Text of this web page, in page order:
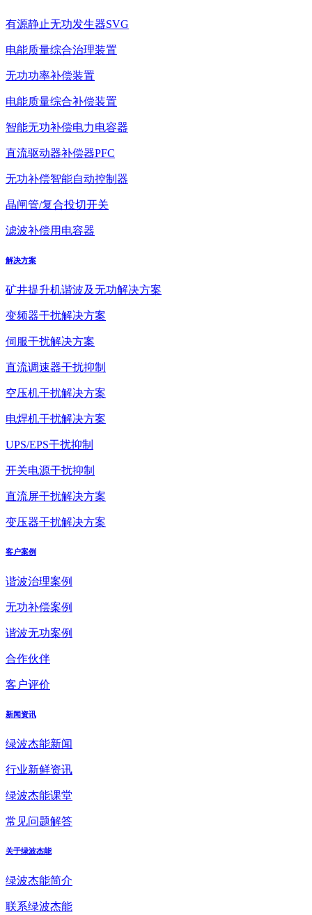
有源静止无功发生器SVG
电能质量综合治理装置
无功功率补偿装置
电能质量综合补偿装置
智能无功补偿电力电容器
直流驱动器补偿器PFC
无功补偿智能自动控制器
晶闸管/复合投切开关
滤波补偿用电容器
解决方案
矿井提升机谐波及无功解决方案
变频器干扰解决方案
伺服干扰解决方案
直流调速器干扰抑制
空压机干扰解决方案
电焊机干扰解决方案
UPS/EPS干扰抑制
开关电源干扰抑制
直流屏干扰解决方案
变压器干扰解决方案
客户案例
谐波治理案例
无功补偿案例
谐波无功案例
合作伙伴
客户评价
新闻资讯
绿波杰能新闻
行业新鲜资讯
绿波杰能课堂
常见问题解答
关于绿波杰能
绿波杰能简介
联系绿波杰能